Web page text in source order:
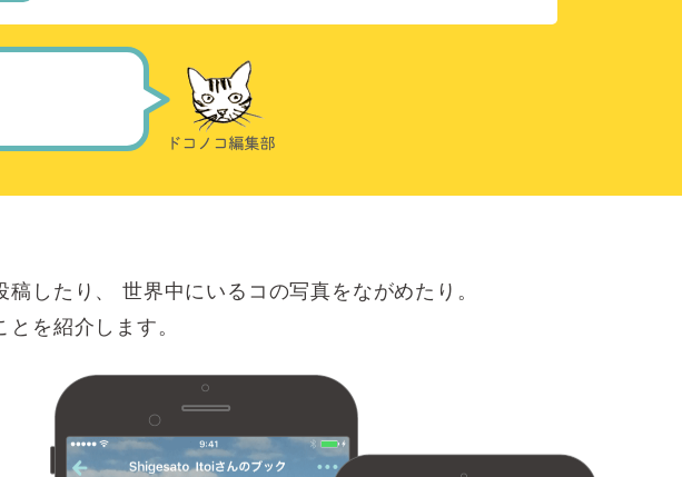
したり、
世界中にいるコの写真をながめたり。
とを紹介します。